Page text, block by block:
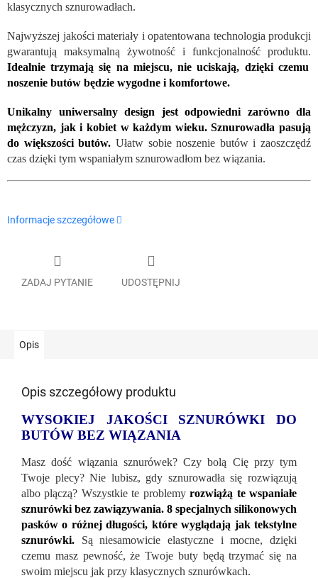
klasycznych sznurowadłach.
Najwyższej jakości materiały i opatentowana technologia produkcji
gwarantują maksymalną żywotność i funkcjonalność produktu.
Idealnie trzymają się na miejscu, nie uciskają, dzięki czemu
noszenie butów będzie wygodne i komfortowe.
Unikalny uniwersalny design jest odpowiedni zarówno dla
mężczyzn, jak i kobiet w każdym wieku. Sznurowadła pasują
do większości butów. Ułatw sobie noszenie butów i zaoszczędź
czas dzięki tym wspaniałym sznurowadłom bez wiązania.
Informacje szczegółowe
ZADAJ PYTANIE UDOSTĘPNIJ
Opis
Opis szczegółowy produktu
WYSOKIEJ JAKOŚCI SZNURÓWKI DO
BUTÓW BEZ WIĄZANIA
Masz dość wiązania sznurówek? Czy bolą Cię przy tym
Twoje plecy? Nie lubisz, gdy sznurowadła się rozwiązują
albo plączą? Wszystkie te problemyrozwiążą te wspaniałe
sznurówki bez zawiązywania. 8 specjalnych silikonowych
pasków o różnej długości, które wyglądają jak tekstylne
sznurówki. Są niesamowicie elastyczne i mocne, dzięki
czemu masz pewność, że Twoje buty będą trzymać się na
swoim miejscu jak przy klasycznych sznurówkach.